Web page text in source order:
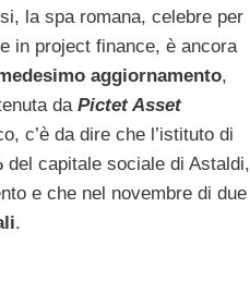
la spa romana, celebre per
in project finance, è ancora
aggiornamento,
da Pictet Asset
c’è da dire che l’istituto di
del capitale sociale di Astaldi,
e che nel novembre di due
.